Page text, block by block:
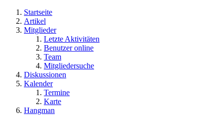
Startseite
Artikel
Mitglieder
Letzte Aktivitäten
Benutzer online
Team
Mitgliedersuche
Diskussionen
Kalender
Termine
Karte
Hangman